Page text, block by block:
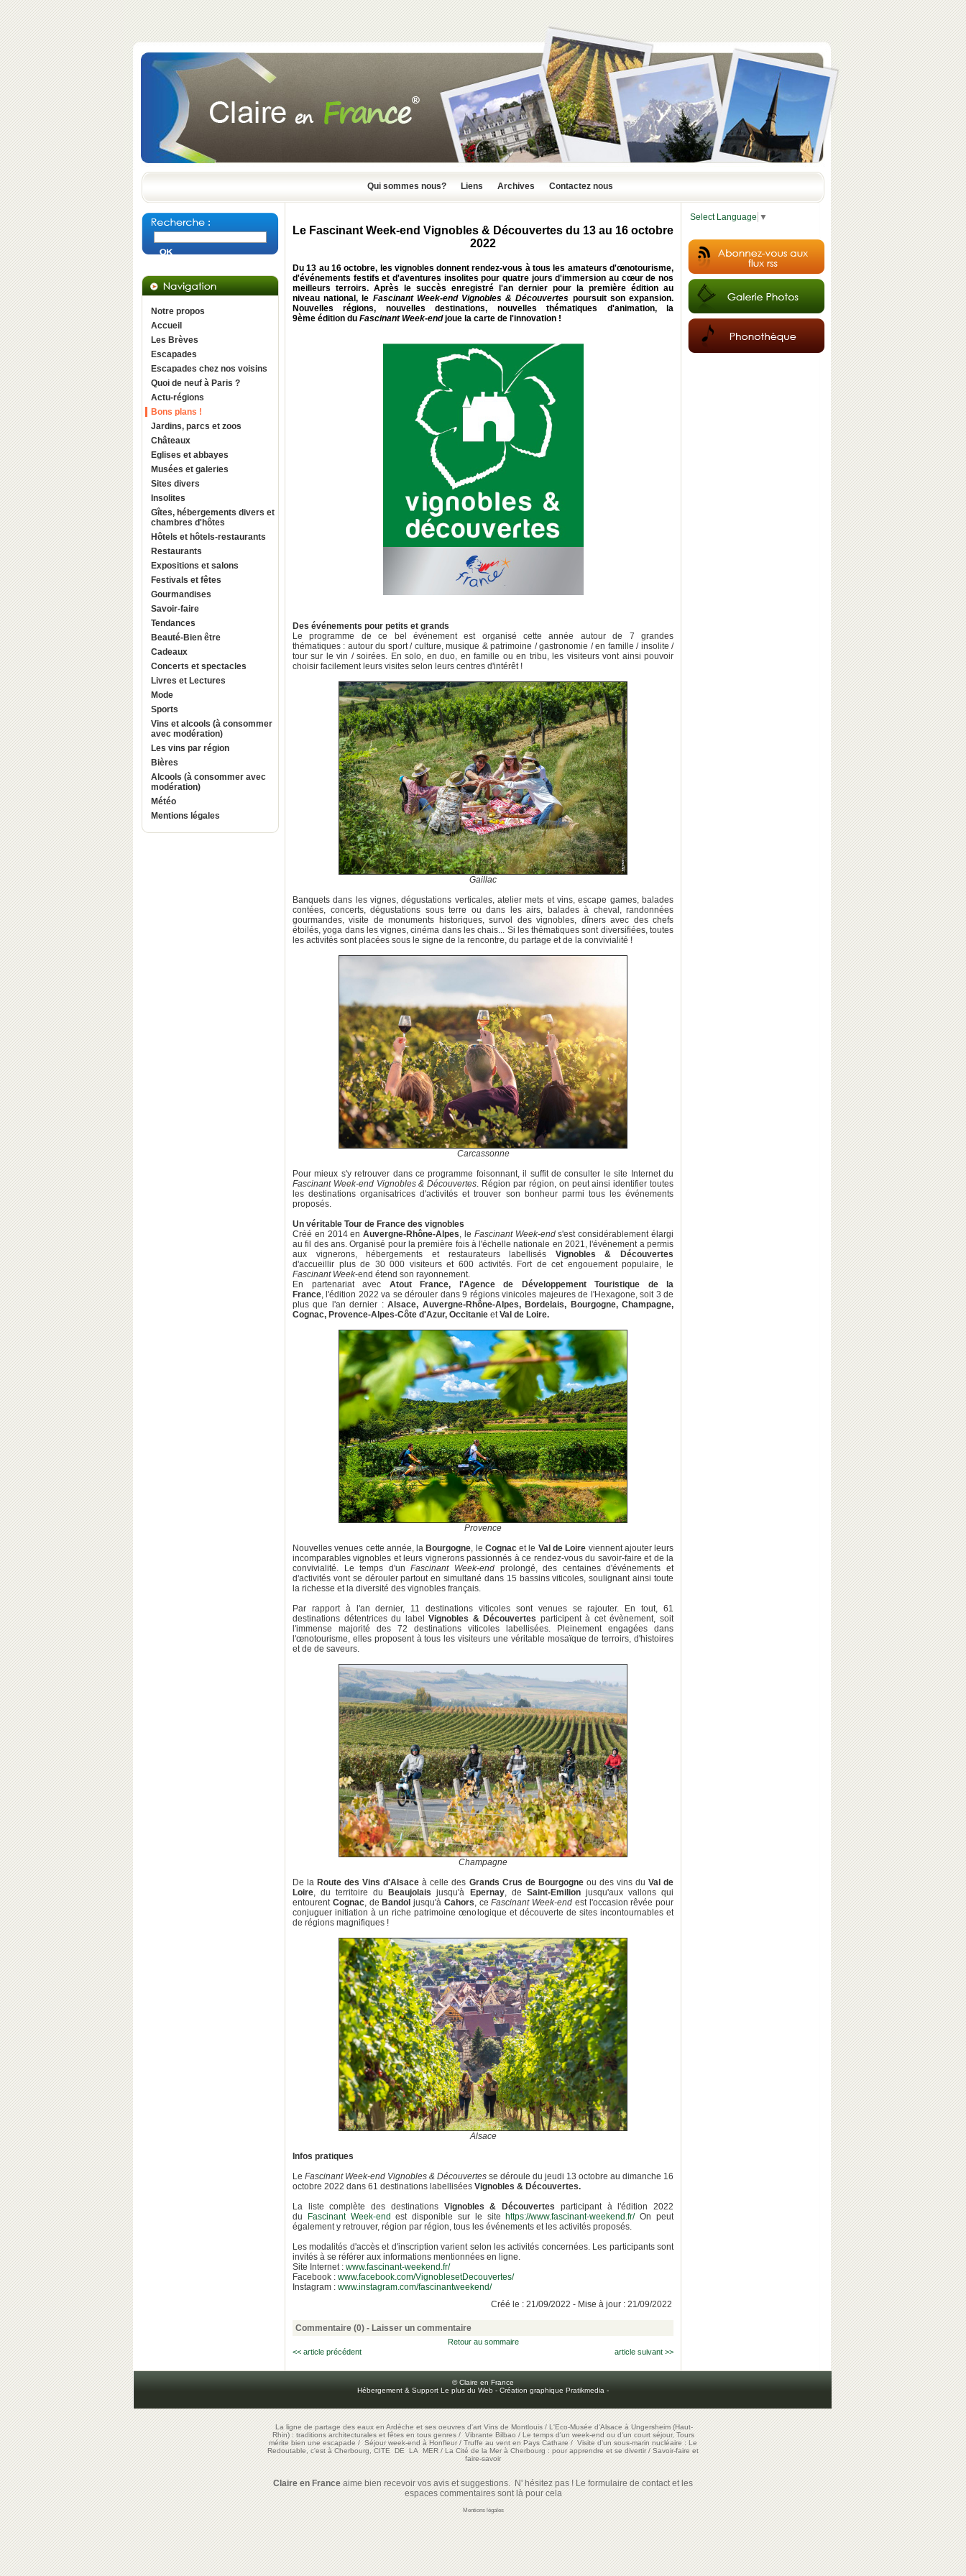
Qui sommes nous? Liens Archives Contactez nous
Notre propos
Accueil
Les Brèves
Escapades
Escapades chez nos voisins
Quoi de neuf à Paris ?
Actu-régions
Bons plans !
Jardins, parcs et zoos
Châteaux
Eglises et abbayes
Musées et galeries
Sites divers
Insolites
Gîtes, hébergements divers et
chambres d'hôtes
Hôtels et hôtels-restaurants
Restaurants
Expositions et salons
Festivals et fêtes
Gourmandises
Savoir-faire
Tendances
Beauté-Bien être
Cadeaux
Concerts et spectacles
Livres et Lectures
Mode
Sports
Vins et alcools (à consommer
avec modération)
Les vins par région
Bières
Alcools (à consommer avec
modération)
Météo
Mentions légales
Le Fascinant Week-end Vignobles & Découvertes du 13 au 16 octobre
2022
Du 13 au 16 octobre, les vignobles donnent rendez-vous à tous les amateurs d'œnotourisme,
d'événements festifs et d'aventures insolites pour quatre jours d'immersion au cœur de nos
meilleurs terroirs. Après le succès enregistré l'an dernier pour la première édition au
niveau national, le Fascinant Week-end Vignobles & Découvertes poursuit son expansion.
Nouvelles régions, nouvelles destinations, nouvelles thématiques d'animation, la
9ème édition du Fascinant Week-endjoue la carte de l'innovation !
Des événements pour petits et grands
Le programme de ce bel événement est organisé cette année autour de 7 grandes
thématiques : autour du sport / culture, musique & patrimoine / gastronomie / en famille / insolite /
tour sur le vin / soirées. En solo, en duo, en famille ou en tribu, les visiteurs vont ainsi pouvoir
choisir facilement leurs visites selon leurs centres d'intérêt !
Gaillac
Banquets dans les vignes, dégustations verticales, atelier mets et vins, escape games, balades
contées, concerts, dégustations sous terre ou dans les airs, balades à cheval, randonnées
gourmandes, visite de monuments historiques, survol des vignobles, dîners avec des chefs
étoilés, yoga dans les vignes, cinéma dans les chais... Si les thématiques sont diversifiées, toutes
les activités sont placées sous le signe de la rencontre, du partage et de la convivialité !
Carcassonne
Pour mieux s'y retrouver dans ce programme foisonnant, il suffit de consulter le site Internet du
Fascinant Week-end Vignobles & Découvertes. Région par région, on peut ainsi identifier toutes
les destinations organisatrices d'activités et trouver son bonheur parmi tous les événements
proposés.
Un véritable Tour de France des vignobles
Créé en 2014 enAuvergne-Rhône-Alpes, le Fascinant Week-ends'est considérablement élargi
au fil des ans. Organisé pour la première fois à l'échelle nationale en 2021, l'événement a permis
aux vignerons, hébergements et restaurateurs labellisés Vignobles & Découvertes
d'accueillir plus de 30 000 visiteurs et 600 activités. Fort de cet engouement populaire, le
Fascinant Week-end étend son rayonnement.
En partenariat avec Atout France, l'Agence de Développement Touristique de la
France, l'édition 2022 va se dérouler dans 9 régions vinicoles majeures de l'Hexagone, soit 3 de
plus que l'an dernier :Alsace, Auvergne-Rhône-Alpes, Bordelais, Bourgogne, Champagne,
Cognac, Provence-Alpes-Côte d'Azur, Occitanie etVal de Loire.
Provence
Nouvelles venues cette année, la Bourgogne, le Cognacet le Val de Loire viennent ajouter leurs
incomparables vignobles et leurs vignerons passionnés à ce rendez-vous du savoir-faire et de la
convivialité. Le temps d'unFascinant Week-end prolongé, des centaines d'événements et
d'activités vont se dérouler partout en simultané dans 15 bassins viticoles, soulignant ainsi toute
la richesse et la diversité des vignobles français.
Par rapport à l'an dernier, 11 destinations viticoles sont venues se rajouter. En tout, 61
destinations détentrices du labelVignobles & Découvertes participent à cet évènement, soit
l'immense majorité des 72 destinations viticoles labellisées. Pleinement engagées dans
l'œnotourisme, elles proposent à tous les visiteurs une véritable mosaïque de terroirs, d'histoires
et de de saveurs.
Champagne
De la Route des Vins d'Alsace à celle des Grands Crus de Bourgogneou des vins du Val de
Loire, du territoire du Beaujolais jusqu'à Epernay, de Saint-Emilionjusqu'aux vallons qui
entourent Cognac, de Bandol jusqu'à Cahors, ceFascinant Week-end est l'occasion rêvée pour
conjuguer initiation à un riche patrimoine œnologique et découverte de sites incontournables et
de régions magnifiques !
Alsace
Infos pratiques
Le Fascinant Week-end Vignobles & Découvertes se déroule du jeudi 13 octobre au dimanche 16
octobre 2022 dans 61 destinations labellisées Vignobles & Découvertes.
La liste complète des destinations Vignobles & Découvertes participant à l'édition 2022
du
Fascinant Week-end est disponible sur le site https://www.fascinant-weekend.fr/On peut
également y retrouver, région par région, tous les événements et les activités proposés.
Les modalités d'accès et d'inscription varient selon les activités concernées. Les participants sont
invités à se référer aux informations mentionnées en ligne.
Site Internet : www.fascinant-weekend.fr/
Facebook : www.facebook.com/VignoblesetDecouvertes/
Instagram : www.instagram.com/fascinantweekend/
Créé le : 21/09/2022 - Mise à jour : 21/09/2022
Commentaire (0) - Laisser un commentaire
Retour au sommaire
article suivant >>
<< article précédent
Select Language ▼
© Claire en France
Hébergement & Support Le plus du Web - Création graphique Pratikmedia -
La ligne de partage des eaux en Ardèche et ses oeuvres d'art Vins de Montlouis/L'Eco-Musée d'Alsace à Ungersheim (Haut-
Rhin) : traditions architecturales et fêtes en tous genres/Vibrante Bilbao/Le temps d'un week-end ou d'un court séjour, Tours
mérite bien une escapade/Séjour week-end à Honfleur/Truffe au vent en Pays Cathare/Visite d'un sous-marin nucléaire : Le
Redoutable, c'est à Cherbourg, CITE DE LA MER/La Cité de la Mer à Cherbourg : pour apprendre et se divertir/Savoir-faire et
faire-savoir
Claire en Franceaime bien recevoir vos avis et suggestions. N' hésitez pas ! Le formulaire de contact et les
espaces commentaires sont là pour cela
Mentions légales